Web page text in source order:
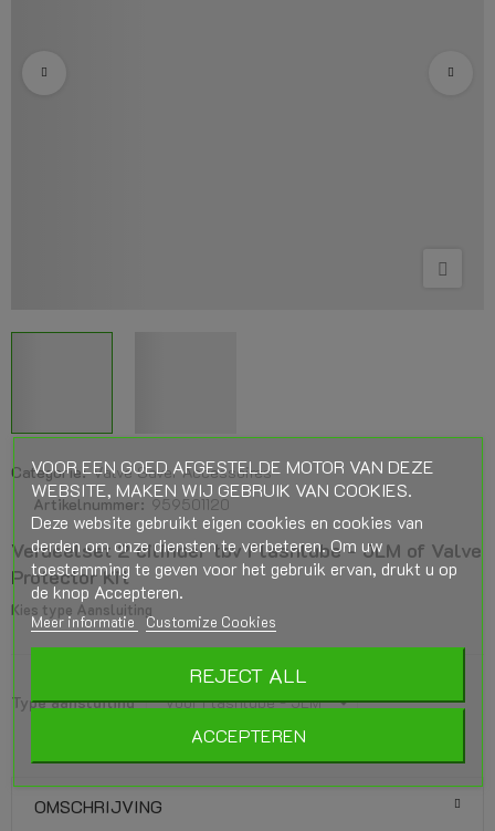
Categorie: Valve Saver Accessoires
Artikelnummer: 959501120
Verdeelset 2 cilinder tbv Flashlube - JLM of Valve
Protector Kit
Kies type Aansluiting
Type aansluiting
OMSCHRIJVING
VOOR EEN GOED AFGESTELDE MOTOR VAN DEZE
WEBSITE, MAKEN WIJ GEBRUIK VAN COOKIES.
Deze website gebruikt eigen cookies en cookies van
derden om onze diensten te verbeteren. Om uw
toestemming te geven voor het gebruik ervan, drukt u op
de knop Accepteren.
Meer informatie Customize Cookies
REJECT ALL
ACCEPTEREN